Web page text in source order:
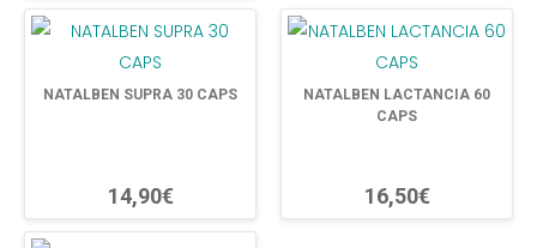
NATALBEN SUPRA 30 CAPS
14,90€
NATALBEN LACTANCIA 60
CAPS
16,50€